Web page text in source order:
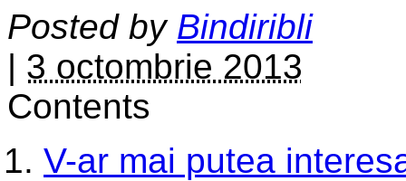
Posted by Bindiribli
| 3 octombrie 2013
Contents
V-ar mai putea